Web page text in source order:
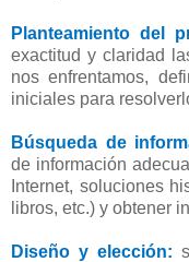
Planteamiento del
exactitud y claridad
nos enfrentamos,
iniciales para
Búsqueda de
de información
Internet, soluciones
libros, etc.) y obtener
Diseño y elección: